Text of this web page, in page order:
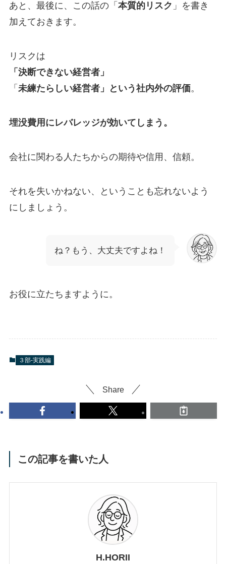
あと、最後に、この話の「 本質的リスク 」を書き
加えておきます。
リスクは
「決断できない経営者」
「 未練たらしい経営者」という社内外の評価。
埋没費用にレバレッジが効いてしまう。
会社に関わる人たちからの期待や信用、信頼。
それを失いかねない、ということも忘れないよう
にしましょう。
ね？もう、大丈夫ですよね！
お役に立たちますように。
３部-実践編
Share
この記事を書いた人
H.HORII